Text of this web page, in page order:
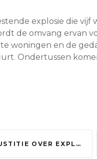
explosie die
de omvang ervan
woningen en de
Ondertussen
HAAG: ‘AANWIJZINGEN VOOR MISDRIJF’